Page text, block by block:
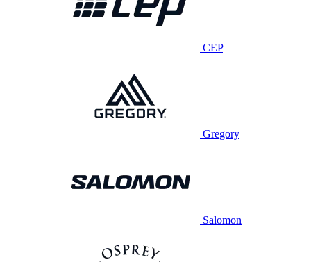
CEP
Gregory
Salomon